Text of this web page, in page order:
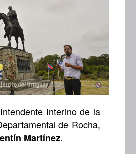
Interino de la
de Rocha,
Martínez.